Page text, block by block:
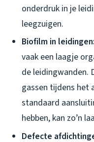
onderdruk in je
leegzuigen.
Biofilm in leidingen:
vaak een laagje
de leidingwanden.
gassen tijdens het
standaard
hebben, kan zo’n
Defecte